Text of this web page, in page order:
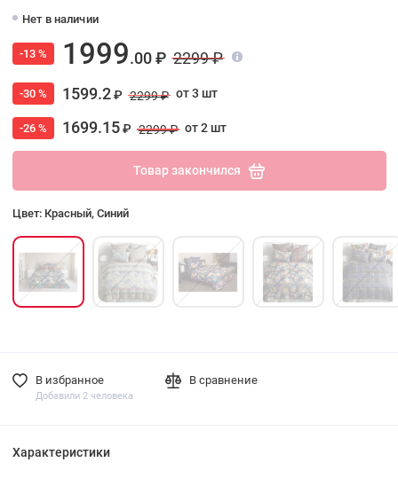
Нет в наличии
-13 % 1999.00 ₽ 2299 ₽
-30 % 1599.2₽ 2299 ₽ от 3 шт
-26 % 1699.15₽ 2299 ₽ от 2 шт
Товар закончился
Цвет: Красный, Синий
В избранное
Добавили 2 человека
В сравнение
Характеристики